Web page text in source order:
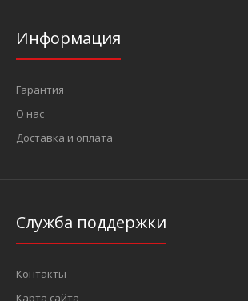
Информация
Гарантия
О нас
Доставка и оплата
Служба поддержки
Контакты
Карта сайта